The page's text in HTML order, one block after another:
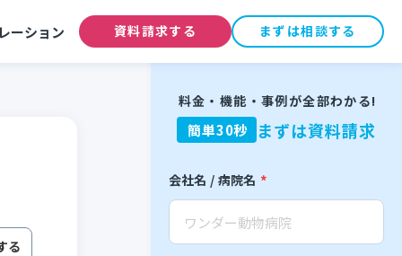
る
ーション 資料請求する まずは相談する
料金・機能・事例が全部わかる!
簡単30秒 まずは資料請求
会社名 / 病院名 *